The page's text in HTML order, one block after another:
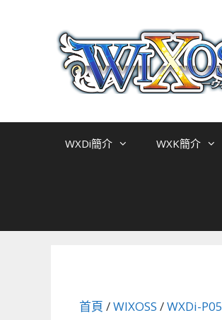
WXDi簡介 WXK簡介
首頁 /WIXOSS /WXDi-P05